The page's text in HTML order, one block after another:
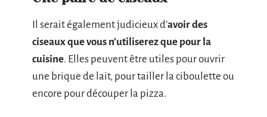
Il serait également judicieux d’avoir des
ciseaux que vous n’utiliserez que pour la
cuisine. Elles peuvent être utiles pour ouvrir
une brique de lait, pour tailler la ciboulette ou
encore pour découper la pizza.